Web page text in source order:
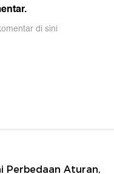
di sini
Perbedaan Aturan,